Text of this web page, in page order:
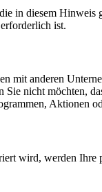
in diesem
ist.
mit anderen
nicht möchten,
Aktionen
wird, werden